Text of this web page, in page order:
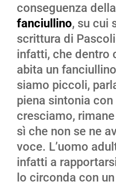
conseguenza della
fanciullino, su cui
scrittura di
infatti, che dentro
abita un
siamo piccoli,
piena sintonia
cresciamo,
sì che non se ne
voce. L’uomo
infatti a
lo circonda con